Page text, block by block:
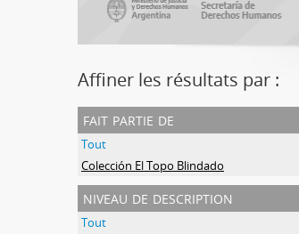
Affiner les résultats par :
fait partie de
Tout
Colección El Topo Blindado
niveau de description
Tout